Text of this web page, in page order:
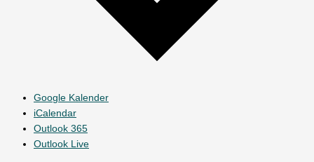
Google Kalender
iCalendar
Outlook 365
Outlook Live